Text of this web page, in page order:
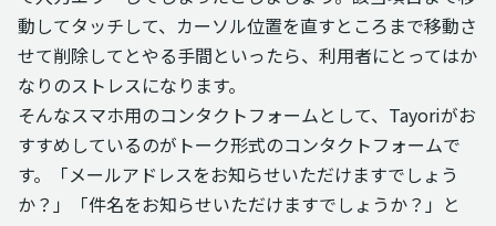
動してタッチして、カーソル位置を直すところまで移動さ
せて削除して――とやる手間といったら、利用者にとってはか
なりのストレスになります。
そんなスマホ用のコンタクトフォームとして、Tayoriがお
すすめしているのがトーク形式のコンタクトフォームで
す。「メールアドレスをお知らせいただけますでしょう
か？」「件名をお知らせいただけますでしょうか？」と